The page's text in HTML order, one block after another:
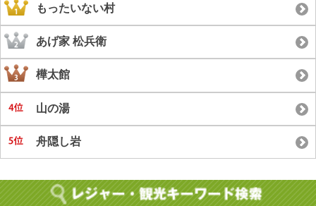
もったいない村
あげ家 松兵衛
樺太館
山の湯
舟隠し岩